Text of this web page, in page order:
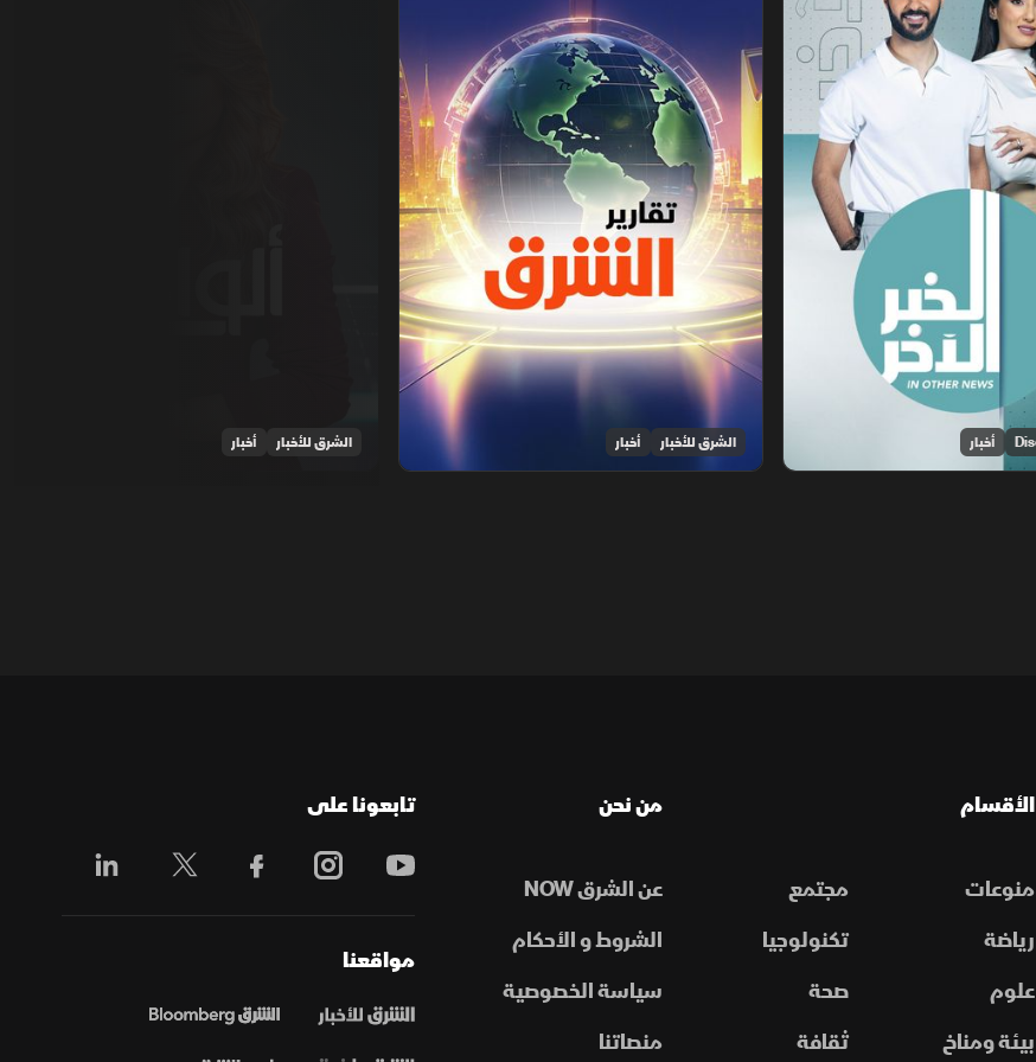
أخبار الشرق للأخبار أخبار الشرق للأخبار أخبار
الأقسام
منوعات
مجتمع
رياضة
تكنولوجيا
علوم
صحة
بيئة ومناخ
ثقافة
من نحن
عن الشرق NOW
الشروط و الأحكام
سياسة الخصوصية
منصاتنا
تابعونا على
مواقعنا